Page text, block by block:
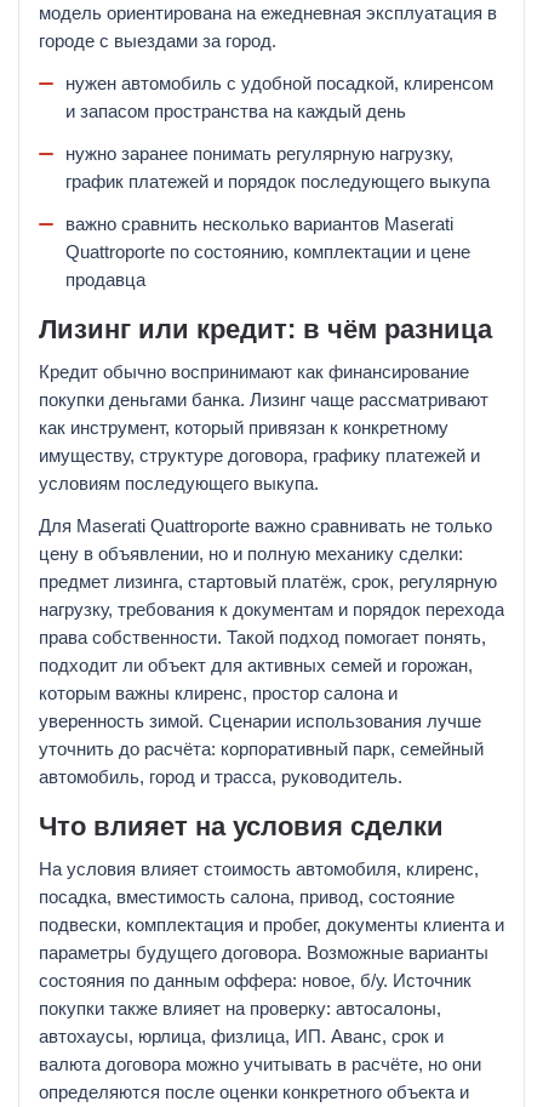
модель ориентирована на ежедневная эксплуатация в
городе с выездами за город.
нужен автомобиль с удобной посадкой, клиренсом
и запасом пространства на каждый день
нужно заранее понимать регулярную нагрузку,
график платежей и порядок последующего выкупа
важно сравнить несколько вариантов Maserati
Quattroporte по состоянию, комплектации и цене
продавца
Лизинг или кредит: в чём разница
Кредит обычно воспринимают как финансирование
покупки деньгами банка. Лизинг чаще рассматривают
как инструмент, который привязан к конкретному
имуществу, структуре договора, графику платежей и
условиям последующего выкупа.
Для Maserati Quattroporte важно сравнивать не только
цену в объявлении, но и полную механику сделки:
предмет лизинга, стартовый платёж, срок, регулярную
нагрузку, требования к документам и порядок перехода
права собственности. Такой подход помогает понять,
подходит ли объект для активных семей и горожан,
которым важны клиренс, простор салона и
уверенность зимой. Сценарии использования лучше
уточнить до расчёта: корпоративный парк, семейный
автомобиль, город и трасса, руководитель.
Что влияет на условия сделки
На условия влияет стоимость автомобиля, клиренс,
посадка, вместимость салона, привод, состояние
подвески, комплектация и пробег, документы клиента и
параметры будущего договора. Возможные варианты
состояния по данным оффера: новое, б/у. Источник
покупки также влияет на проверку: автосалоны,
автохаусы, юрлица, физлица, ИП. Аванс, срок и
валюта договора можно учитывать в расчёте, но они
определяются после оценки конкретного объекта и